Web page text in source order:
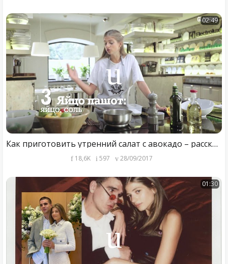
02:49
Как приготовить утренний салат с авокадо – рассказывает Саша Новикова
18,6K 597 28/09/2017
01:30